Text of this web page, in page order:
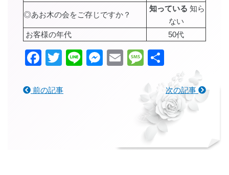
◎あお木の会をご存じですか？
知っている 知ら
ない
お客様の年代
50代
Facebook
Twitter
LineMessenger
EmailMessage
有
前の記事 次の記事